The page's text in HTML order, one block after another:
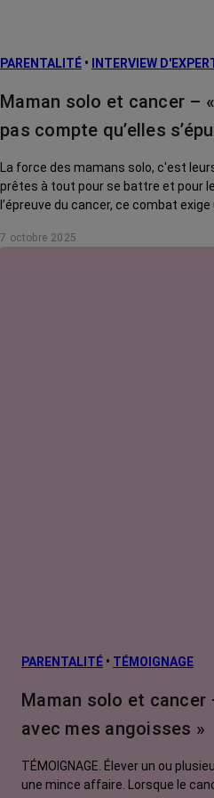
PARENTALITÉ • INTERVIEW
Maman solo et cancer –
pas compte qu’elles
La force des mamans solo, c'est
prêtes à tout pour se battre et pour
l’épreuve du cancer, ce combat
a posé la question à Giacomo Di
7 octobre 2025
PARENTALITÉ • TÉMOIGNAGE
Maman solo et cancer
avec mes angoisses »
TÉMOIGNAGE. Élever un ou
une mince affaire. Lorsque le